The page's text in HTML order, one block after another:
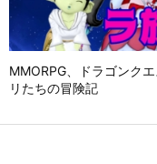
MMORPG、ドラゴンク
リたちの冒険記